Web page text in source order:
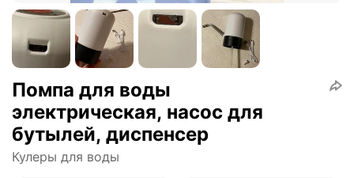
Помпа для воды
электрическая, насос для
бутылей, диспенсер
Кулеры для воды